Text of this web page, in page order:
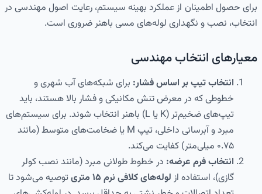
برای حصول اطمینان از عملکرد بهینه سیستم، رعایت اصول مهندسی در
انتخاب، نصب و نگهداری لوله‌های مسی باهنر ضروری است.
معیارهای انتخاب مهندسی
انتخاب تیپ بر اساس فشار: برای شبکه‌های آب شهری و
خطوطی که در معرض تنش مکانیکی و فشار بالا هستند، باید
تیپ‌های ضخیم‌تر (K یا L) باهنر انتخاب شوند. برای سیستم‌های
مبرد و آبرسانی داخلی، تیپ M یا ضخامت‌های متوسط (مانند
۰.۷۵ میلی‌متر) کفایت می‌کند.
انتخاب فرم عرضه: در خطوط طولانی مبرد (مانند نصب کولر
گازی)، استفاده از لوله‌های کلافی نرم ۱۵ متری
توصیه می‌شود تا